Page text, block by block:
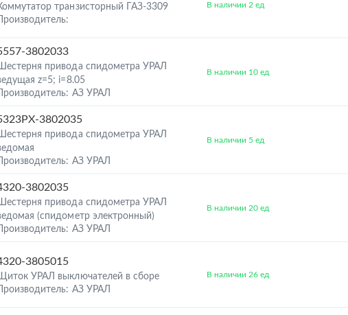
транзисторный ГАЗ-3309
Производитель:
В наличии 2 ед
3802033
привода спидометра УРАЛ
z=5; i=8.05
Производитель: АЗ УРАЛ
В наличии 10 ед
3802035
привода спидометра УРАЛ
Производитель: АЗ УРАЛ
В наличии 5 ед
3802035
привода спидометра УРАЛ
(спидометр электронный)
Производитель: АЗ УРАЛ
В наличии 20 ед
3805015
УРАЛ выключателей в сборе
Производитель: АЗ УРАЛ
В наличии 26 ед